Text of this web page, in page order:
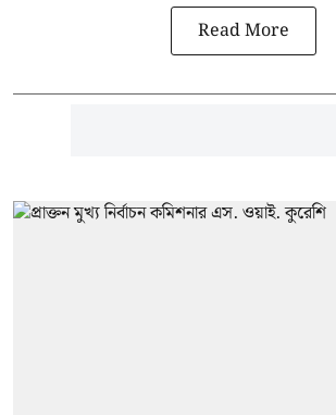
Read More